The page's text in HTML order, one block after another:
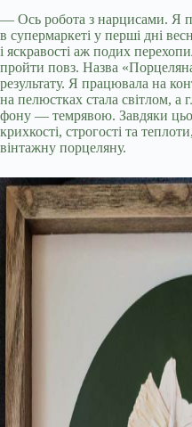
— Ось робота з нарцисами. Я
в супермаркеті у перші дні
і яскравості аж подих
пройти повз. Назва
результату. Я працювала на
на пелюстках стала світлом, а
фону — темрявою. Завдяки
крихкості, строгості та
вінтажну порцеляну.